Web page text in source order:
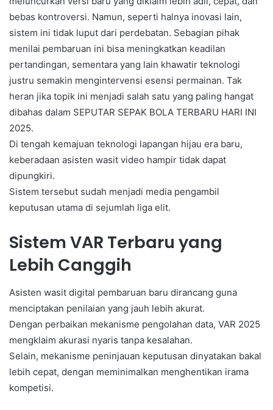
bebas kontroversi. Namun, seperti halnya inovasi lain,
sistem ini tidak luput dari perdebatan. Sebagian pihak
menilai pembaruan ini bisa meningkatkan keadilan
pertandingan, sementara yang lain khawatir teknologi
justru semakin mengintervensi esensi permainan. Tak
heran jika topik ini menjadi salah satu yang paling hangat
dibahas dalam SEPUTAR SEPAK BOLA TERBARU HARI INI
2025.
Di tengah kemajuan teknologi lapangan hijau era baru,
keberadaan asisten wasit video hampir tidak dapat
dipungkiri.
Sistem tersebut sudah menjadi media pengambil
keputusan utama di sejumlah liga elit.
Sistem VAR Terbaru yang
Lebih Canggih
Asisten wasit digital pembaruan baru dirancang guna
menciptakan penilaian yang jauh lebih akurat.
Dengan perbaikan mekanisme pengolahan data, VAR 2025
mengklaim akurasi nyaris tanpa kesalahan.
Selain, mekanisme peninjauan keputusan dinyatakan bakal
lebih cepat, dengan meminimalkan menghentikan irama
kompetisi.